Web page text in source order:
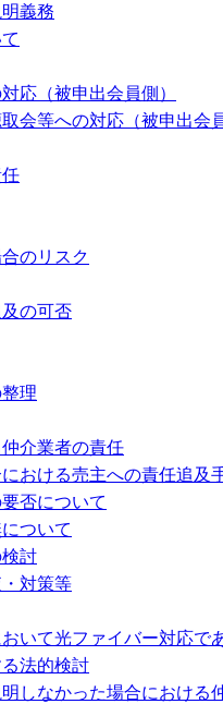
義務
応（被申出会員側）
会等への対応（被申出会
のリスク
の可否
理
介業者の責任
おける売主への責任追及
否について
ついて
討
対策等
いて光ファイバー対応
法的検討
しなかった場合における